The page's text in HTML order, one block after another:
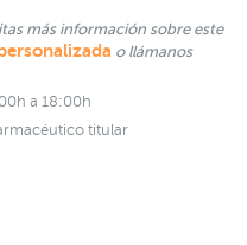
más información sobre este
o llámanos
a 18:00h
titular